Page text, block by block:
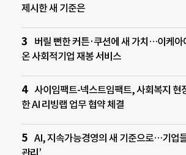
제시한 새 기준은
버릴 뻔한 커튼·쿠션에 새 가치…이케아
온 사회적기업 재봉 서비스
사이임팩트-넥스트임팩트, 사회복지 현
한 AI 리빙랩 업무 협약 체결
AI, 지속가능경영의 새 기준으로…기업
관리’